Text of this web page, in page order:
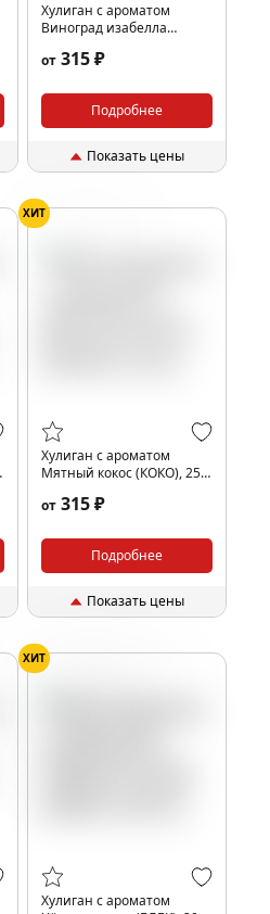
Хулиган с ароматом
Виноград изабелла
от 315 ₽
Подробнее
Показать цены
ХИТ
Хулиган с ароматом
Мятный кокос (КОКО), 25
от 315 ₽
Подробнее
Показать цены
ХИТ
Хулиган с ароматом